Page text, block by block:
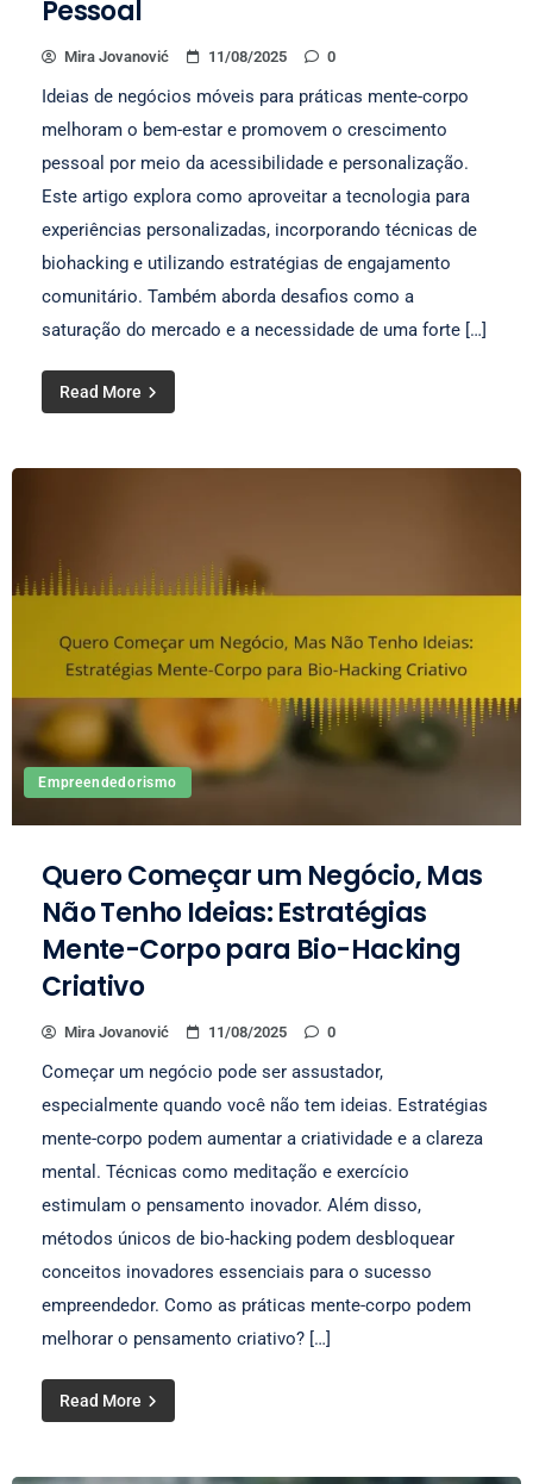
Pessoal
Mira Jovanović 11/08/2025 0
Ideias de negócios móveis para práticas mente-corpo
melhoram o bem-estar e promovem o crescimento
pessoal por meio da acessibilidade e personalização.
Este artigo explora como aproveitar a tecnologia para
experiências personalizadas, incorporando técnicas de
biohacking e utilizando estratégias de engajamento
comunitário. Também aborda desafios como a
saturação do mercado e a necessidade de uma forte […]
Read More
Empreendedorismo
Quero Começar um Negócio, Mas
Não Tenho Ideias: Estratégias
Mente-Corpo para Bio-Hacking
Criativo
Mira Jovanović 11/08/2025 0
Começar um negócio pode ser assustador,
especialmente quando você não tem ideias. Estratégias
mente-corpo podem aumentar a criatividade e a clareza
mental. Técnicas como meditação e exercício
estimulam o pensamento inovador. Além disso,
métodos únicos de bio-hacking podem desbloquear
conceitos inovadores essenciais para o sucesso
empreendedor. Como as práticas mente-corpo podem
melhorar o pensamento criativo? […]
Read More